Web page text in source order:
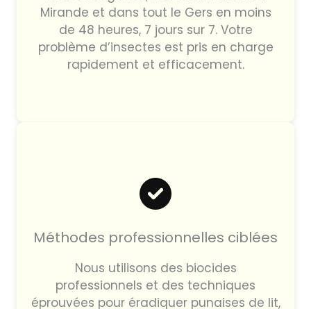
Mirande et dans tout le Gers en moins
de 48 heures, 7 jours sur 7. Votre
problème d’insectes est pris en charge
rapidement et efficacement.
Méthodes professionnelles ciblées
Nous utilisons des biocides
professionnels et des techniques
éprouvées pour éradiquer punaises de lit,